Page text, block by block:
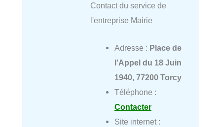
Contact du service de
l'entreprise Mairie
Adresse : Place de
l'Appel du 18 Juin
1940, 77200 Torcy
Téléphone :
Contacter
Site internet :